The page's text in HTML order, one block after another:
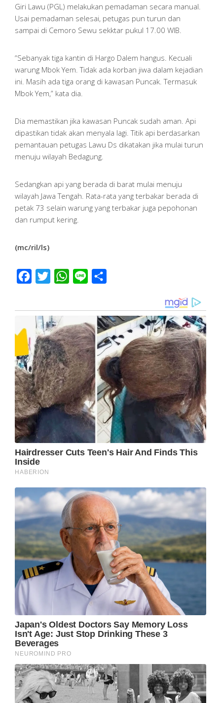
Giri Lawu (PGL) melakukan pemadaman secara manual.
Usai pemadaman selesai, petugas pun turun dan
sampai di Cemoro Sewu sekktar pukul 17.00 WIB.
“Sebanyak tiga kantin di Hargo Dalem hangus. Kecuali
warung Mbok Yem. Tidak ada korban jiwa dalam kejadian
ini. Masih ada tiga orang di kawasan Puncak. Termasuk
Mbok Yem,” kata dia.
Dia memastikan jika kawasan Puncak sudah aman. Api
dipastikan tidak akan menyala lagi. Titik api berdasarkan
pemantauan petugas Lawu Ds dikatakan jika mulai turun
menuju wilayah Bedagung.
Sedangkan api yang berada di barat mulai menuju
wilayah Jawa Tengah. Rata-rata yang terbakar berada di
petak 73 selain warung yang terbakar juga pepohonan
dan rumput kering.
(mc/ril/ls)
Facebook
Twitter WhatsApp
Line